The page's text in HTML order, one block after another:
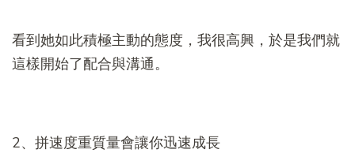
看到她如此積極主動的態度，我很高興，於是我們就
這樣開始了配合與溝通。
2、拼速度重質量會讓你迅速成長